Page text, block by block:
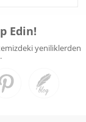
Edin!
yeniliklerden